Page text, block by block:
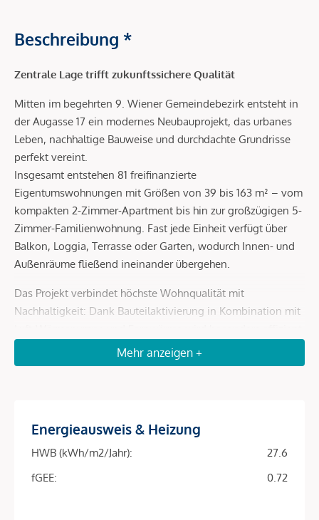
Beschreibung *
Zentrale Lage trifft zukunftssichere Qualität
Mitten im begehrten 9. Wiener Gemeindebezirk entsteht in
der Augasse 17 ein modernes Neubauprojekt, das urbanes
Leben, nachhaltige Bauweise und durchdachte Grundrisse
perfekt vereint.
Insgesamt entstehen 81 freifinanzierte
Eigentumswohnungen mit Größen von 39 bis 163 m² – vom
kompakten 2-Zimmer-Apartment bis hin zur großzügigen 5-
Zimmer-Familienwohnung. Fast jede Einheit verfügt über
Balkon, Loggia, Terrasse oder Garten, wodurch Innen- und
Außenräume fließend ineinander übergehen.
Das Projekt verbindet höchste Wohnqualität mit
Nachhaltigkeit: Dank Bauteilaktivierung in Kombination mit
geheizt und gekühlt. Eine Photovoltaikanlage am Dach
senkt die Betriebskosten und macht das Objekt zu einer
Projekt-Highlights
Top-Lage im 9. Bezirk – ruhige Wohnstraße mit
exzellenter Anbindung
Mehr anzeigen +
Energieausweis & Heizung
HWB (kWh/m2/Jahr):
27.6
fGEE:
0.72